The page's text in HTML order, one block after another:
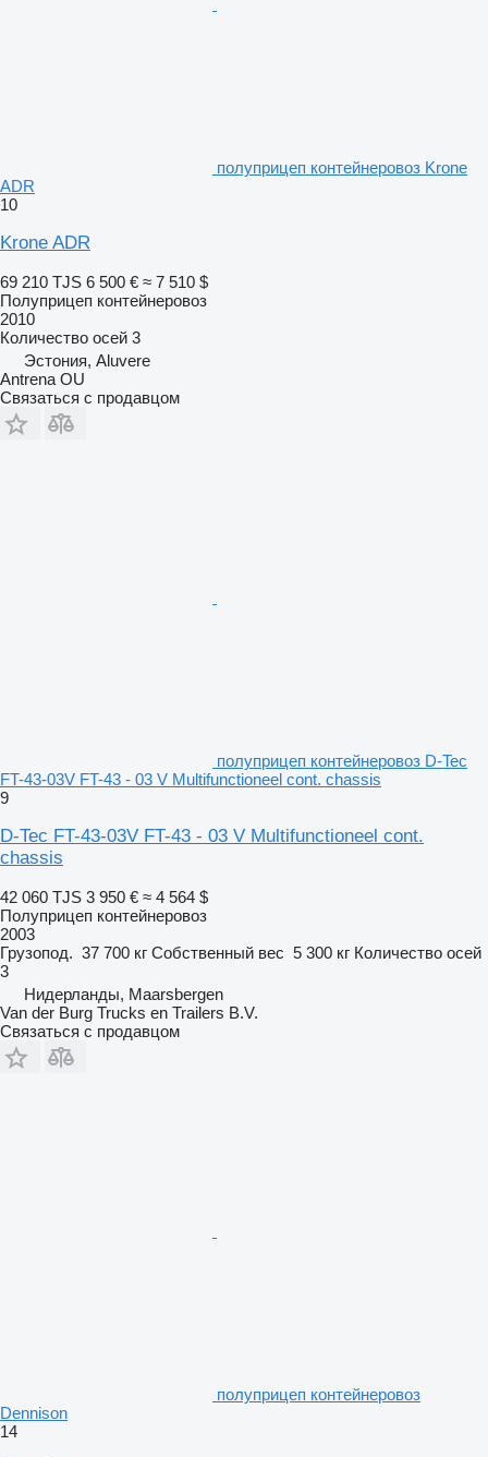
полуприцеп контейнеровоз Krone
ADR
10
Krone ADR
69 210 TJS 6 500 € ≈ 7 510 $
Полуприцеп контейнеровоз
2010
Количество осей 3
Эстония, Aluvere
Antrena OU
Связаться с продавцом
полуприцеп контейнеровоз D-Tec
FT-43-03V FT-43 - 03 V Multifunctioneel cont. chassis
9
D-Tec FT-43-03V FT-43 - 03 V Multifunctioneel cont.
chassis
42 060 TJS 3 950 € ≈ 4 564 $
Полуприцеп контейнеровоз
2003
Грузопод. 37 700 кг Собственный вес 5 300 кг Количество осей
3
Нидерланды, Maarsbergen
Van der Burg Trucks en Trailers B.V.
Связаться с продавцом
полуприцеп контейнеровоз
Dennison
14